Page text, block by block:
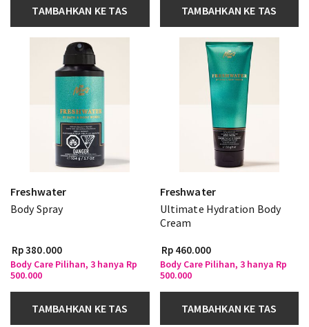
TAMBAHKAN KE TAS TAMBAHKAN KE TAS
Freshwater
Body Spray
Rp 380.000
Body Care Pilihan, 3 hanya Rp
500.000
TAMBAHKAN KE TAS
Freshwater
Ultimate Hydration Body
Cream
Rp 460.000
Body Care Pilihan, 3 hanya Rp
500.000
TAMBAHKAN KE TAS